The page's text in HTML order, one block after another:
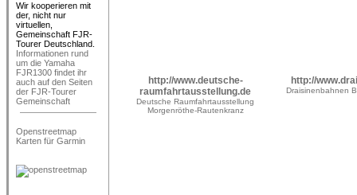
Wir kooperieren mit
der, nicht nur
virtuellen,
Gemeinschaft FJR-
Tourer Deutschland.
Informationen rund
um die Yamaha
FJR1300 findet ihr
auch auf den Seiten
der FJR-Tourer
Gemeinschaft
Openstreetmap
Karten für Garmin
http://www.deutsche-
raumfahrtausstellung.de
Deutsche Raumfahrtausstellung
Morgenröthe-Rautenkranz
http://
Draisinenbahnen